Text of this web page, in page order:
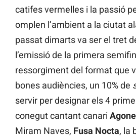
catifes vermelles i la passió
omplen l’ambient a la ciutat
passat dimarts va ser el tret
l’emissió de la primera
ressorgiment del format que
bones audiències, un 10% de
servir per designar els 4
conegut cantant canari
Miram Naves, Fusa Nocta, la